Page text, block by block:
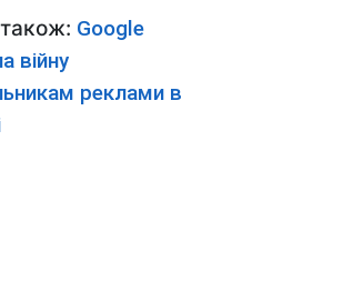
Google
війну
реклами в